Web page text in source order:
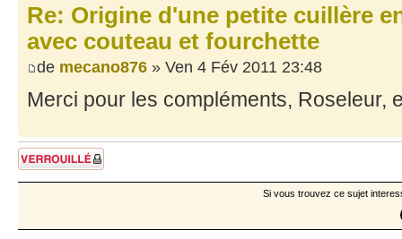
Re: Origine d'une petite cuillère
avec couteau et fourchette
de mecano876 » Ven 4 Fév 2011 23:48
Merci pour les compléments, Roseleur,
Sujet verrouillé
Si vous trouvez ce sujet